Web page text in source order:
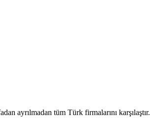
ayrılmadan tüm Türk firmalarını karşılaştır.